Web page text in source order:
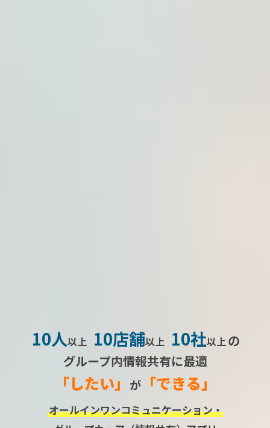
10人以上 10店舗以上 10社以上の
グループ内情報共有に最適
「したい」 が「できる」
オールインワンコミュニケーション・